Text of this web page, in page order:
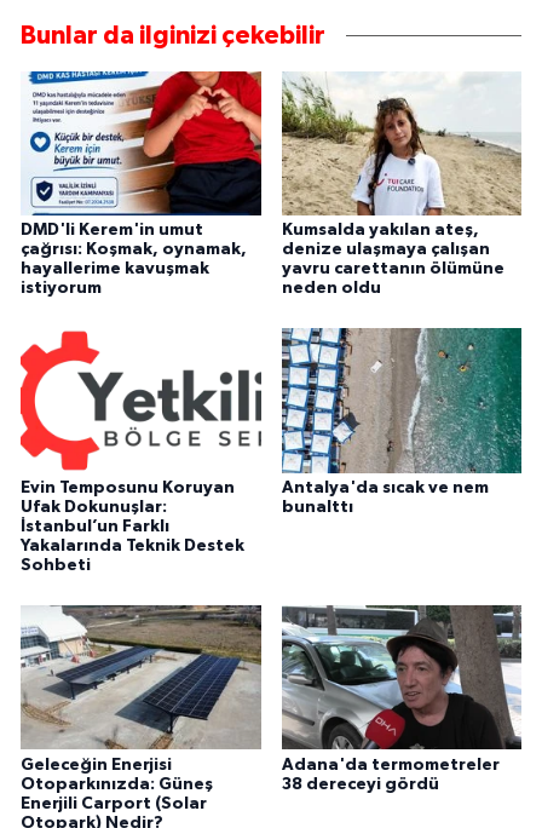
Bunlar da ilginizi çekebilir
DMD'li Kerem'in umut
çağrısı: Koşmak, oynamak,
hayallerime kavuşmak
istiyorum
Kumsalda yakılan ateş,
denize ulaşmaya çalışan
yavru carettanın ölümüne
neden oldu
Evin Temposunu Koruyan
Ufak Dokunuşlar:
İstanbul’un Farklı
Yakalarında Teknik Destek
Sohbeti
Antalya'da sıcak ve nem
bunalttı
Geleceğin Enerjisi
Otoparkınızda: Güneş
Enerjili Carport (Solar
Otopark) Nedir?
Adana'da termometreler
38 dereceyi gördü